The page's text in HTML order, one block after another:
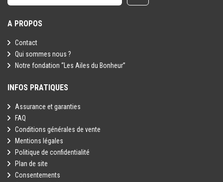
A PROPOS
Contact
Qui sommes nous ?
Notre fondation “Les Ailes du Bonheur”
INFOS PRATIQUES
Assurance et garanties
FAQ
Conditions générales de vente
Mentions légales
Politique de confidentialité
Plan de site
Consentements